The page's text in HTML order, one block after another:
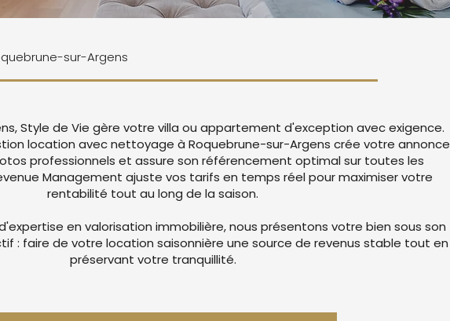
sur-Argens
Style de Vie gère votre villa ou appartement d'exception avec exigence.
location avec nettoyage à Roquebrune-sur-Argens crée votre annonce
professionnels et assure son référencement optimal sur toutes les
Management ajuste vos tarifs en temps réel pour maximiser votre
rentabilité tout au long de la saison.
en valorisation immobilière, nous présentons votre bien sous son
: faire de votre location saisonnière une source de revenus stable tout en
préservant votre tranquillité.